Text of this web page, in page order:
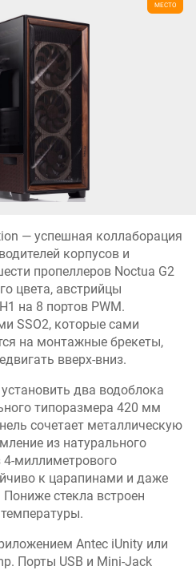
— успешная коллаборация
корпусов и
пропеллеров Noctua G2
цвета, австрийцы
на 8 портов PWM.
SSO2, которые сами
на монтажные брекеты,
вверх-вниз.
два водоблока
типоразмера 420 мм
сочетает металлическую
из натурального
4-миллиметрового
к царапинами и даже
стекла встроен
Antec iUnity или
Порты USB и Mini-Jack